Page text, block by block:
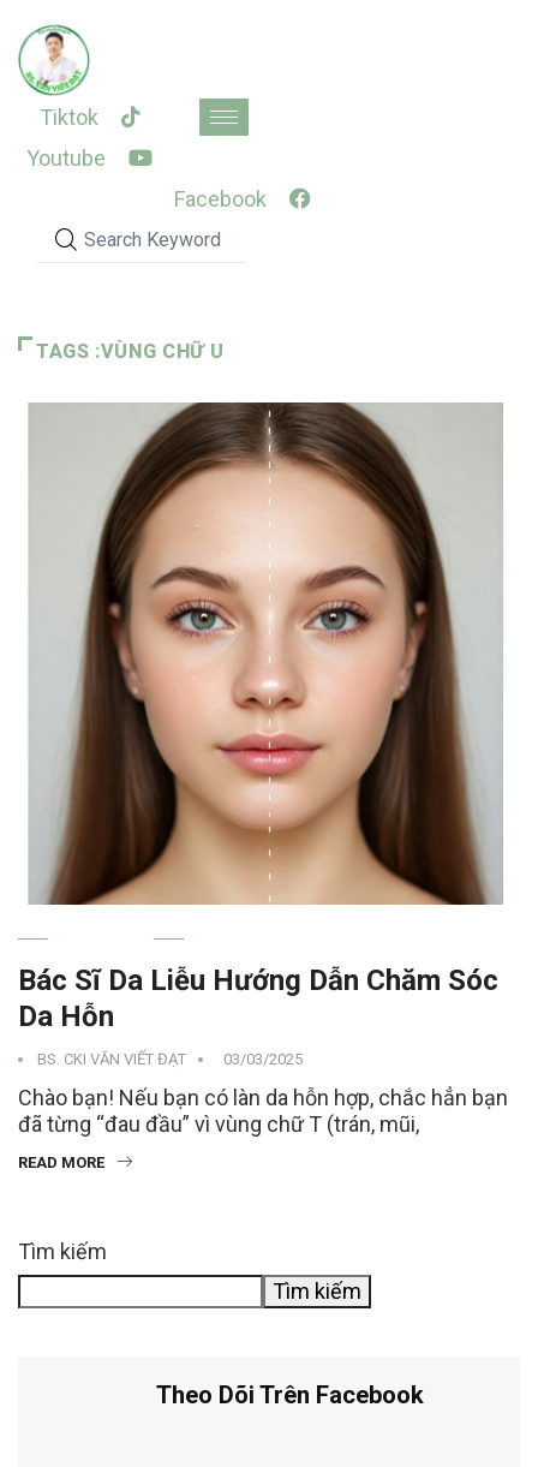
content
Tiktok
Youtube
Facebook
TAGS :VÙNG CHỮ U
Bác Sĩ Da Liễu Hướng Dẫn Chăm Sóc
Da Hỗn
BS. CKI VĂN VIẾT ĐẠT 03/03/2025
Chào bạn! Nếu bạn có làn da hỗn hợp, chắc hẳn bạn
đã từng “đau đầu” vì vùng chữ T (trán, mũi,
READ MORE
Tìm kiếm
Tìm kiếm
Theo Dõi Trên Facebook